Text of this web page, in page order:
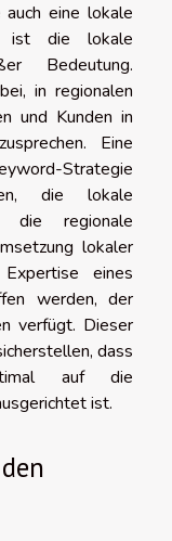
auch eine lokale
ist die lokale
Bedeutung.
in regionalen
und Kunden in
Eine
Strategie
die lokale
die regionale
lokaler
eines
werden, der
verfügt. Dieser
dass
auf die
ist.